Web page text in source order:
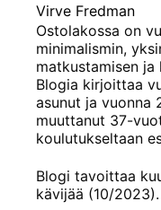
Virve Fredman
Ostolakossa on
minimalismin,
matkustamisen
Blogia kirjoittaa
asunut ja vuonna
muuttanut 37-
koulutukseltaan
Blogi tavoittaa
kävijää (10/2023).